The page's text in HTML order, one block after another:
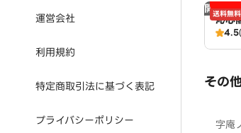
運営会社
利用規約
特定商取引法に基づく表記
プライバシーポリシー
開店時
送料無
沁心
4.5
その
字庵